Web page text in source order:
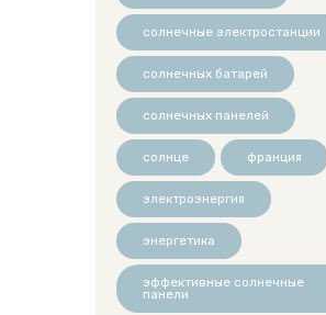
солнечные электростанции
солнечных батарей
солнечных панелей
солнце франция
электроэнергия
энергетика
эффективные солнечные
панели